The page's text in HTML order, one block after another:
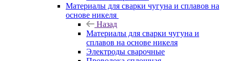
Материалы для сварки чугуна и сплавов на
основе никеля
Назад
Материалы для сварки чугуна и
сплавов на основе никеля
Электроды сварочные